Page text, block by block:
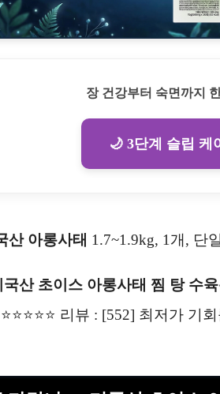
장 건강부터 숙면까지
🌙 3단계 슬립 케
산 아롱사태 1.7~1.9kg, 1개, 단
국산 초이스 아롱사태 찜 탕 수
리뷰 : [552] 최저가